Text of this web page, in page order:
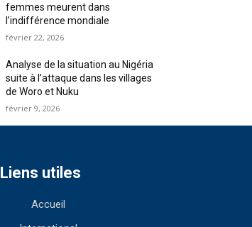
femmes meurent dans
l’indifférence mondiale
février 22, 2026
Analyse de la situation au Nigéria
suite à l’attaque dans les villages
de Woro et Nuku
février 9, 2026
Liens utiles
Accueil